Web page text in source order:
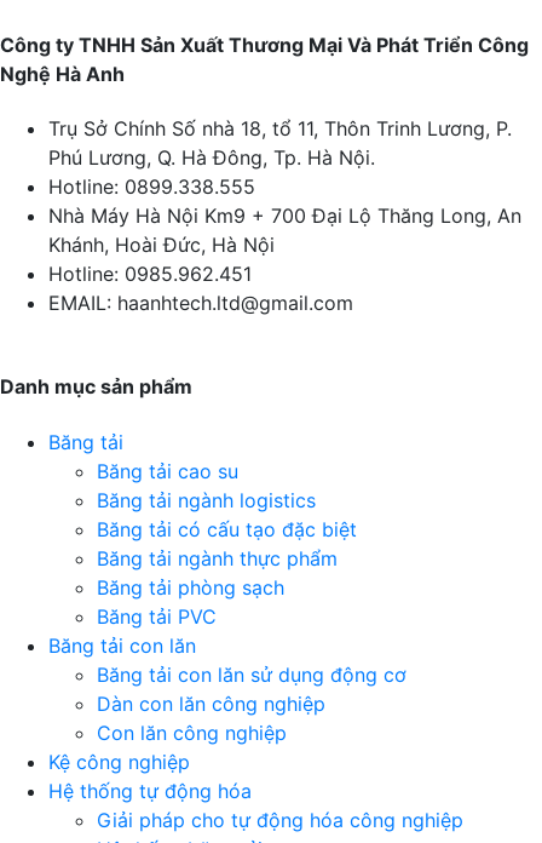
Công ty TNHH Sản Xuất Thương Mại Và Phát Triển Công
Nghệ Hà Anh
Trụ Sở Chính Số nhà 18, tổ 11, Thôn Trinh Lương, P.
Phú Lương, Q. Hà Đông, Tp. Hà Nội.
Hotline: 0899.338.555
Nhà Máy Hà Nội Km9 + 700 Đại Lộ Thăng Long, An
Khánh, Hoài Đức, Hà Nội
Hotline: 0985.962.451
EMAIL: haanhtech.ltd@gmail.com
Danh mục sản phẩm
Băng tải
Băng tải cao su
Băng tải ngành logistics
Băng tải có cấu tạo đặc biệt
Băng tải ngành thực phẩm
Băng tải phòng sạch
Băng tải PVC
Băng tải con lăn
Băng tải con lăn sử dụng động cơ
Dàn con lăn công nghiệp
Con lăn công nghiệp
Kệ công nghiệp
Hệ thống tự động hóa
Giải pháp cho tự động hóa công nghiệp